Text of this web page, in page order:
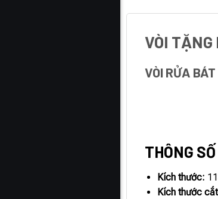
VÒI TẶNG
VÒI RỬA
THÔNG
Kích thước:
Kích thước